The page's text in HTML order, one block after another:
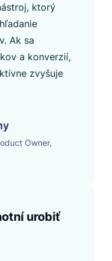
ktorý
Ak sa
a konverzií,
zvyšuje
Owner,
urobiť